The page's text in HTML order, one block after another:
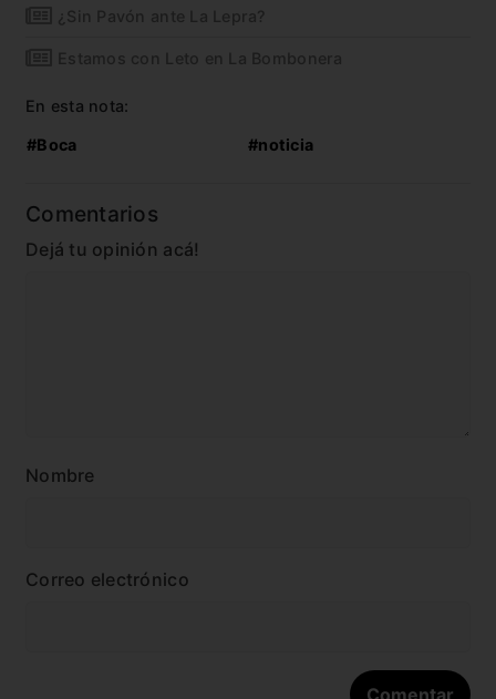
¿Sin Pavón ante La Lepra?
Estamos con Leto en La Bombonera
En esta nota:
#Boca #noticia
Comentarios
Dejá tu opinión acá!
Nombre
Correo electrónico